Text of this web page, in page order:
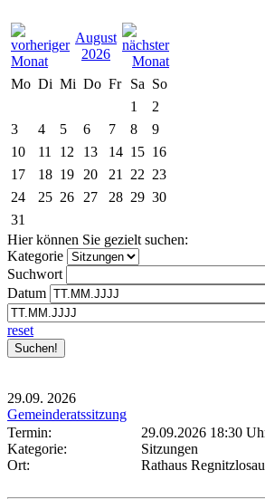
August
2026
Mo Di Mi Do Fr Sa So
1
2
3
4 5 6 7 8
9
10
11 12 13 14 15 16
17
18 19 20 21 22 23
24
25 26 27 28 29 30
31
Hier können Sie gezielt suchen:
Kategorie
Suchwort
Datum
reset
29.09. 2026
Gemeinderatssitzung
Termin:
29.09.2026 18:30
Kategorie:
Sitzungen
Ort:
Rathaus Regnitzlosau